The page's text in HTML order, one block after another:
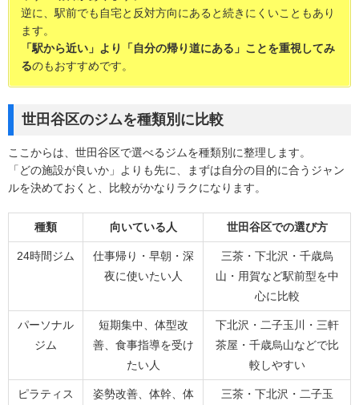
逆に、駅前でも自宅と反対方向にあると続きにくいこともあり
ます。
「駅から近い」より「自分の帰り道にある」ことを重視してみ
るのもおすすめです。
世田谷区のジムを種類別に比較
ここからは、世田谷区で選べるジムを種類別に整理します。
「どの施設が良いか」よりも先に、まずは自分の目的に合うジャン
ルを決めておくと、比較がかなりラクになります。
種類 向いている人 世田谷区での選び方
24時間ジム
仕事帰り・早朝・深
夜に使いたい人
三茶・下北沢・千歳烏
山・用賀など駅前型を中
心に比較
パーソナル
ジム
短期集中、体型改
善、食事指導を受け
たい人
下北沢・二子玉川・三軒
茶屋・千歳烏山などで比
較しやすい
ピラティス
姿勢改善、体幹、体
三茶・下北沢・二子玉